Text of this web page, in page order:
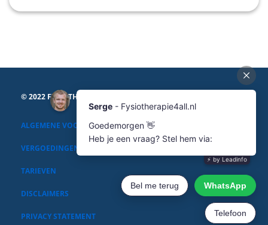
© 2022 FYSIOTHERAPIE4ALL
ALGEMENE VOORWAARDEN
VERGOEDINGEN
TARIEVEN
DISCLAIMERS
PRIVACY STATEMENT